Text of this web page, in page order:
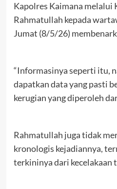
Kapolres Kaimana melalui
Rahmatullah kepada
Jumat (8/5/26)
“Informasinya seperti itu,
dapatkan data yang pasti
kerugian yang diperoleh
Rahmatullah juga tidak
kronologis kejadiannya,
terkininya dari kecelakaan